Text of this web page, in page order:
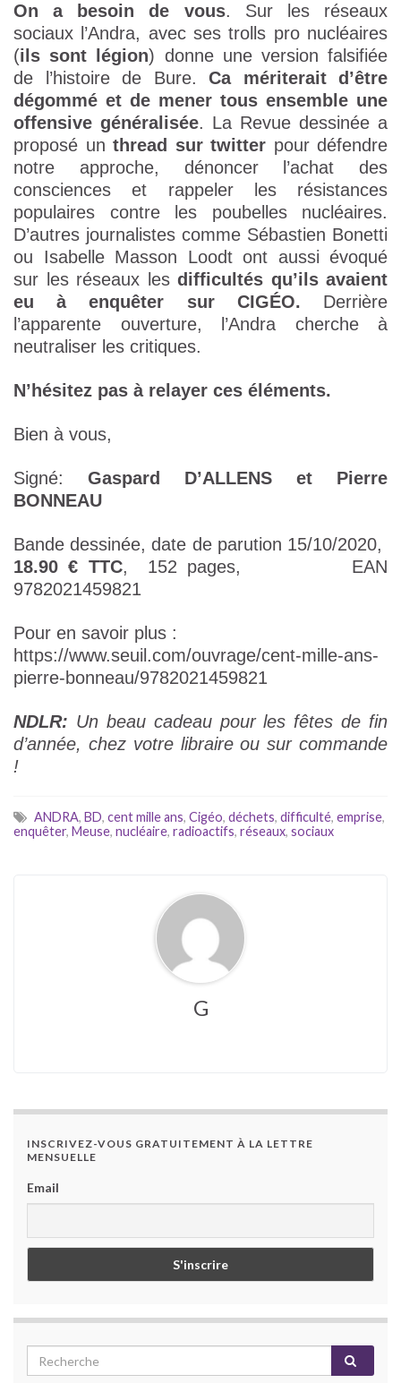
On a besoin de vous. Sur les réseaux
sociaux l’Andra, avec ses trolls pro nucléaires
(ils sont légion) donne une version falsifiée
de l’histoire de Bure. Ca mériterait d’être
dégommé et de mener tous ensemble une
offensive généralisée. La Revue dessinée a
proposé un thread sur twitter pour défendre
notre approche, dénoncer l’achat des
consciences et rappeler les résistances
populaires contre les poubelles nucléaires.
D’autres journalistes comme Sébastien Bonetti
ou Isabelle Masson Loodt ont aussi évoqué
sur les réseaux les difficultés qu’ils avaient
eu à enquêter sur CIGÉO. Derrière
l’apparente ouverture, l’Andra cherche à
neutraliser les critiques.
N’hésitez pas à relayer ces éléments.
Bien à vous,
Signé: Gaspard D’ALLENS et Pierre
BONNEAU
Bande dessinée, date de parution 15/10/2020,
18.90 € TTC, 152 pages, EAN
9782021459821
Pour en savoir plus :
https://www.seuil.com/ouvrage/cent-mille-ans-
pierre-bonneau/9782021459821
NDLR: Un beau cadeau pour les fêtes de fin
d’année, chez votre libraire ou sur commande
!
ANDRA, BD, cent mille ans, Cigéo, déchets, difficulté, emprise,
enquêter, Meuse, nucléaire, radioactifs, réseaux, sociaux
G
INSCRIVEZ-VOUS GRATUITEMENT À LA LETTRE
MENSUELLE
Email